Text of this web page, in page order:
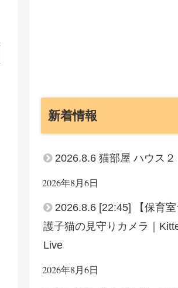
新着情報
2026.8.6 猫部屋 ハウス２
2026年8月6日
2026.8.6 [22:45] 【保育
護子猫の見守りカメラ｜
Live
2026年8月6日